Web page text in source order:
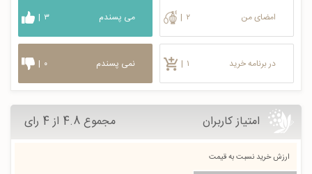
امضای من | ۲
در برنامه خرید | ۱
می پسندم | ۳
نمی پسندم | ۰
امتیاز کاربران مجموع 4.8 از 4 رای
ارزش خرید نسبت به قیمت